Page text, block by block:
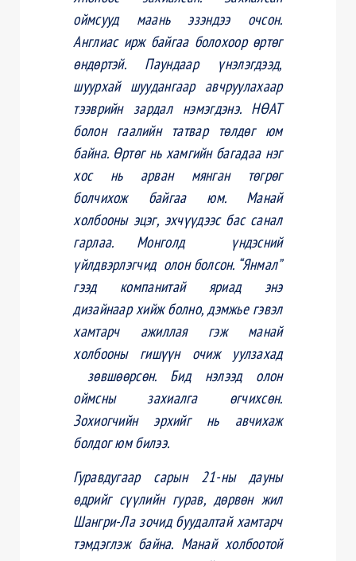
оймсууд маань эзэндээ очсон.
Англиас ирж байгаа болохоор өртөг
өндөртэй. Паундаар үнэлэгдээд,
шуурхай шуудангаар авчруулахаар
тээврийн зардал нэмэгдэнэ. НӨАТ
болон гаалийн татвар төлдөгюм
байна. Өртөг нь хамгийн багадаа нэг
хос нь арван мянган төгрөг
болчихож байгаа юм. Манай
холбооны эцэг, эхчүүдээс бас санал
гарлаа. Монголд үндэсний
үйлдвэрлэгчид олон болсон. “Янмал”
гээд компанитай яриад энэ
дизайнаар хийж болно, дэмжье гэвэл
хамтарч ажиллая гэж манай
холбооны гишүүн очиж уулзахад
зөвшөөрсөн. Бид нэлээд олон
оймсны захиалга өгчихсөн.
Зохиогчийн эрхийг нь авчихаж
болдог юм билээ.
Гуравдугаар сарын 21-ны дауны
өдрийг сүүлийн гурав, дөрвөн жил
Шангри-Ла зочид буудалтай хамтарч
тэмдэглэж байна. Манай холбоотой